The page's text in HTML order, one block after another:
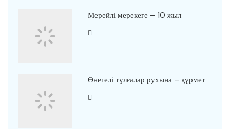
Мерейлі мерекеге – 10 жыл
Өнегелі тұлғалар рухына – құрмет